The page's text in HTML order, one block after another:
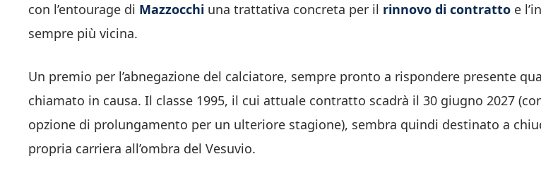
con l’entourage di Mazzocchi una trattativa concreta per il rinnovo di contratto e
sempre più vicina.
Un premio per l’abnegazione del calciatore, sempre pronto a rispondere presente
chiamato in causa. Il classe 1995, il cui attuale contratto scadrà il 30 giugno 2027
opzione di prolungamento per un ulteriore stagione), sembra quindi destinato a
propria carriera all’ombra del Vesuvio.